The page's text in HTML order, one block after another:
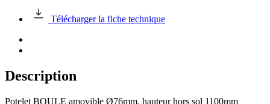
amovible
1100mm
Télécharger la fiche technique
Description
Potelet BOULE amovible Ø76mm, hauteur hors sol 1100mm